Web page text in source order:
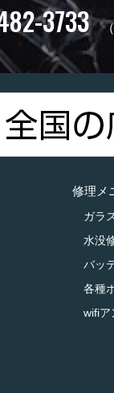
3733
修理メ
ガラ
水没
バッ
各種
wifiア